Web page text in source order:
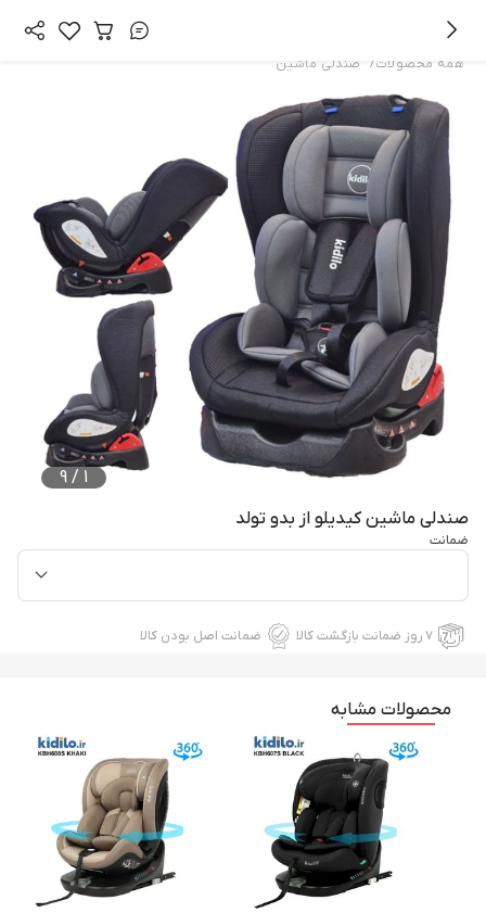
همه محصولات/ صندلی ماشین
1
/
9
صندلی ماشین کیدیلو از بدو تولد
ضمانت
۷ روز ضمانت بازگشت کالا ضمانت اصل بودن کالا
محصولات مشابه